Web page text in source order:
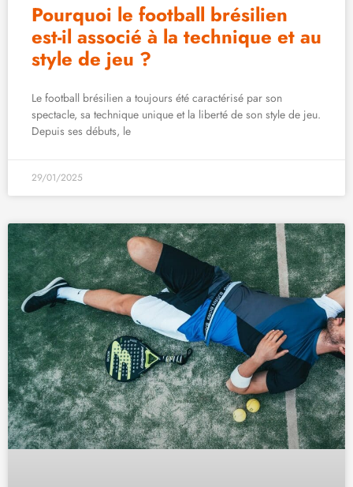
Pourquoi le football brésilien
est-il associé à la technique et au
style de jeu ?
Le football brésilien a toujours été caractérisé par son
spectacle, sa technique unique et la liberté de son style de jeu.
Depuis ses débuts, le
29/01/2025